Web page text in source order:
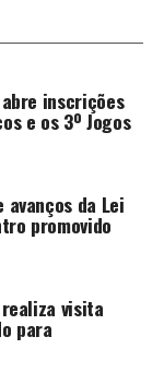
inscrições
e os 3º Jogos
da Lei
promovido
visita
para